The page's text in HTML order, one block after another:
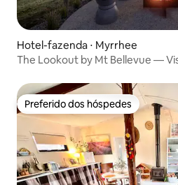
Hotel-fazenda ⋅ Myrrhee
The Lookout by Mt Bellevue —
Preferido dos hóspedes
Preferido dos hóspedes